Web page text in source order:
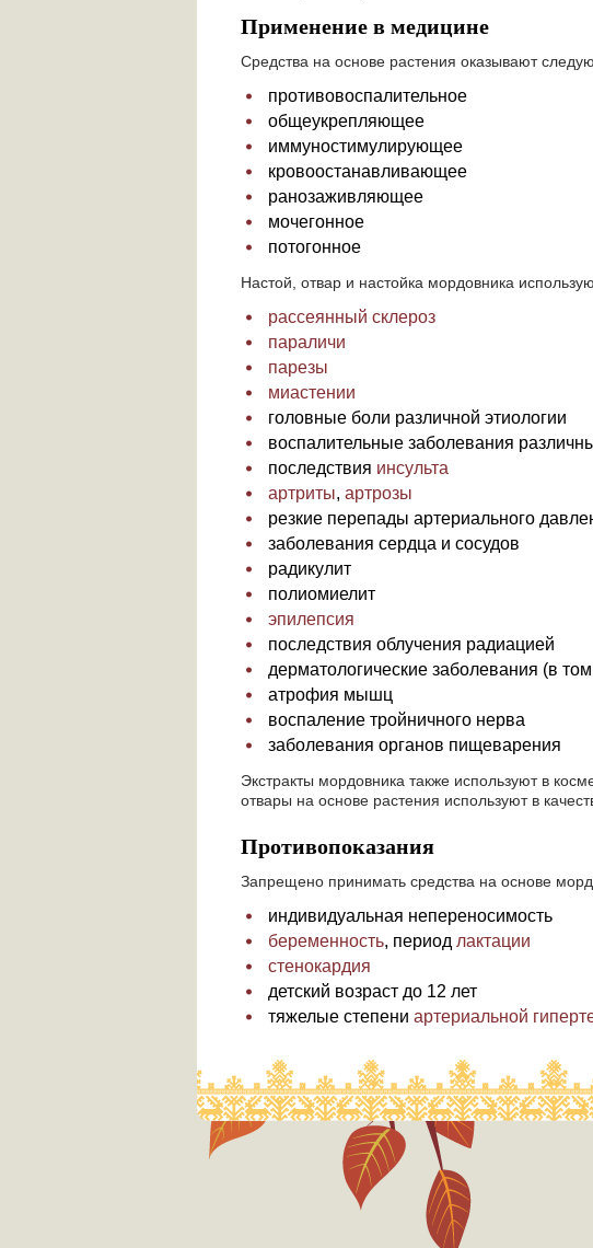
Применение в медицине
Средства на основе растения оказывают
противовоспалительное
общеукрепляющее
иммуностимулирующее
кровоостанавливающее
ранозаживляющее
мочегонное
потогонное
Настой, отвар и настойка мордовника
рассеянный склероз
параличи
парезы
миастении
головные боли различной этиологии
воспалительные заболевания
последствия инсульта
артриты, артрозы
резкие перепады артериального
заболевания сердца и сосудов
радикулит
полиомиелит
эпилепсия
последствия облучения радиацией
дерматологические заболевания (в
атрофия мышц
воспаление тройничного нерва
заболевания органов пищеварения
Экстракты мордовника также используют в
отвары на основе растения используют в
Противопоказания
Запрещено принимать средства на основе
индивидуальная непереносимость
беременность, период лактации
стенокардия
детский возраст до 12 лет
тяжелые степени артериальной